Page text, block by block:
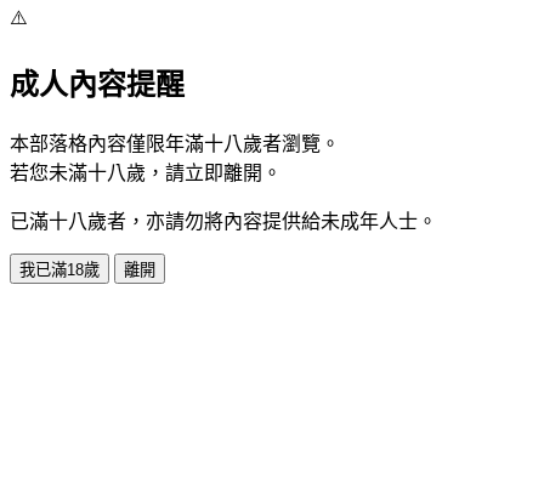
⚠️
成人內容提醒
本部落格內容僅限年滿十八歲者瀏覽。
若您未滿十八歲，請立即離開。
已滿十八歲者，亦請勿將內容提供給未成年人士。
我已滿18歲 離開